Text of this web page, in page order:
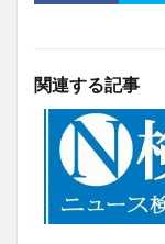
関連する記事